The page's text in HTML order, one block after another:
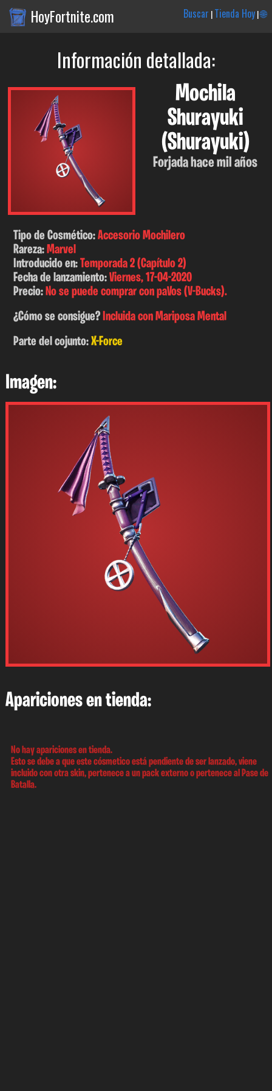
HoyFortnite.com Buscar |Tienda Hoy|🌐
Información detallada:
Mochila
Shurayuki
(Shurayuki)
Forjada hace mil años
Tipo de Cosmético:Accesorio Mochilero
Rareza:Marvel
Introducido en:Temporada 2 (Capítulo 2)
Fecha de lanzamiento:Viernes, 17-04-2020
Precio:No se puede comprar con paVos (V-Bucks).
¿Cómo se consigue?Incluida con Mariposa Mental
Parte del cojunto:X-Force
Imagen:
Apariciones en tienda:
No hay apariciones en tienda.
Esto se debe a que este cósmetico está pendiente de ser lanzado, viene
incluido con otra skin, pertenece a un pack externo o pertenece al Pase de
Batalla.